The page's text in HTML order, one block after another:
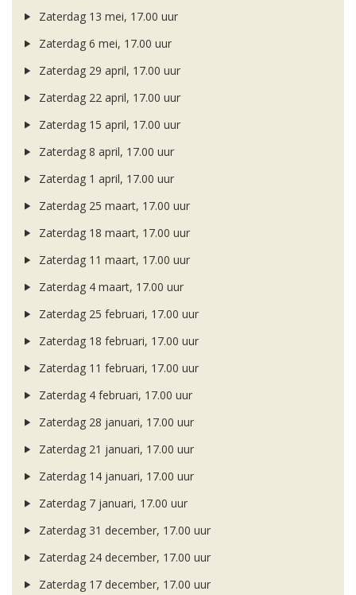
Zaterdag 13 mei, 17.00 uur
Zaterdag 6 mei, 17.00 uur
Zaterdag 29 april, 17.00 uur
Zaterdag 22 april, 17.00 uur
Zaterdag 15 april, 17.00 uur
Zaterdag 8 april, 17.00 uur
Zaterdag 1 april, 17.00 uur
Zaterdag 25 maart, 17.00 uur
Zaterdag 18 maart, 17.00 uur
Zaterdag 11 maart, 17.00 uur
Zaterdag 4 maart, 17.00 uur
Zaterdag 25 februari, 17.00 uur
Zaterdag 18 februari, 17.00 uur
Zaterdag 11 februari, 17.00 uur
Zaterdag 4 februari, 17.00 uur
Zaterdag 28 januari, 17.00 uur
Zaterdag 21 januari, 17.00 uur
Zaterdag 14 januari, 17.00 uur
Zaterdag 7 januari, 17.00 uur
Zaterdag 31 december, 17.00 uur
Zaterdag 24 december, 17.00 uur
Zaterdag 17 december, 17.00 uur